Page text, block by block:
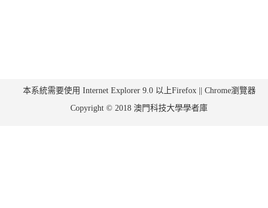
本系統需要使用 Internet Explorer 9.0 以上Firefox || Chrome瀏覽器
Copyright © 2018 澳門科技大學學者庫